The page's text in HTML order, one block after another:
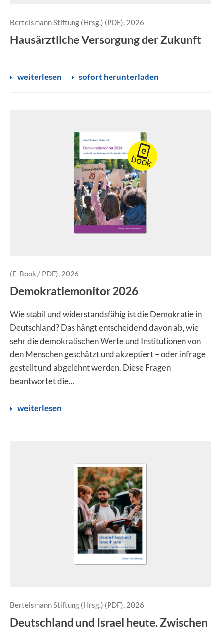
Bertelsmann Stiftung (Hrsg.) (PDF), 2026
Hausärztliche Versorgung der Zukunft
weiterlesen sofort herunterladen
(E-Book / PDF), 2026
Demokratiemonitor 2026
Wie stabil und widerstandsfähig ist die Demokratie in
Deutschland? Das hängt entscheidend davon ab, wie
sehr die demokratischen Werte und Institutionen von
den Menschen geschätzt und akzeptiert – oder infrage
gestellt und abgelehnt werden. Diese Fragen
beantwortet die...
weiterlesen
Bertelsmann Stiftung (Hrsg.) (PDF), 2026
Deutschland und Israel heute. Zwischen